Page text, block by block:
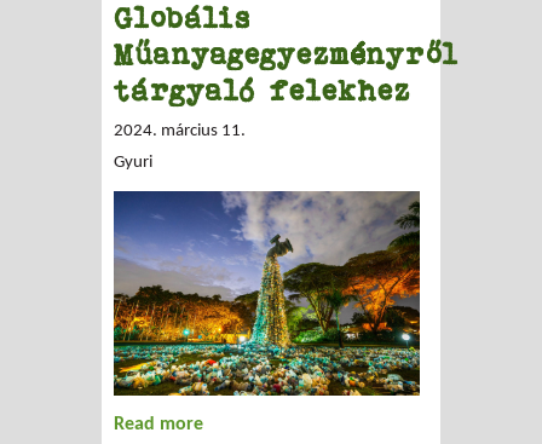
Globális
Műanyagegyezményről
tárgyaló felekhez
2024. március 11.
Gyuri
Read more